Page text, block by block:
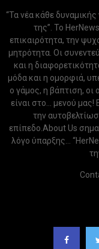
“Τα νέα κάθε
της”. Το
επικαιρότητα, την
μητρότητα. Οι
και η
μόδα και η ομορφιά,
ο γάμος, η βάπτιση, οι
είναι στο... μενού
την
επίπεδο.About Us
λόγο ύπαρξης...